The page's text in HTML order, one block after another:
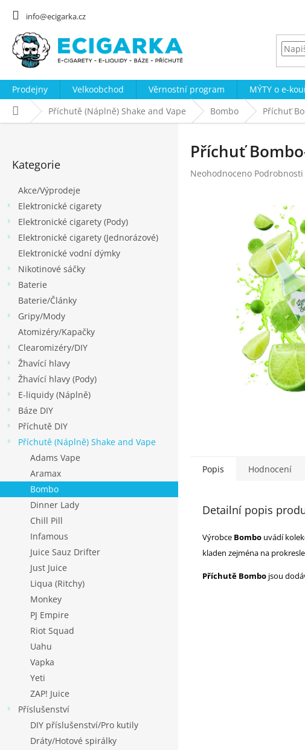
info@ecigarka.cz
Prodejny Velkoobchod Věrnostní program MÝTY o e-
Domů Příchutě (Náplně) Shake and Vape Bombo Příchuť
kategorie
Kategorie
Akce/Výprodeje
Elektronické cigarety
Elektronické cigarety (Pody)
Elektronické cigarety (Jednorázové)
Elektronické vodní dýmky
Nikotinové sáčky
Baterie
Baterie/Články
Gripy/Mody
Atomizéry/Kapačky
Clearomizéry/DIY
Žhavící hlavy
Žhavící hlavy (Pody)
E-liquidy (Náplně)
Báze DIY
Příchutě DIY
Příchutě (Náplně) Shake and Vape
Adams Vape
Aramax
Bombo
Dinner Lady
Chill Pill
Infamous
Juice Sauz Drifter
Just Juice
Liqua (Ritchy)
Monkey
PJ Empire
Riot Squad
Uahu
Vapka
Yeti
ZAP! Juice
Příslušenství
DIY příslušenství/Pro kutily
Dráty/Hotové spirálky
Příchuť
Průměrné
Neohodnoceno
Popis Hodnocení
Detailní popis
Výrobce Bombo uvádí
kladen zejména na
Příchutě Bombo jsou